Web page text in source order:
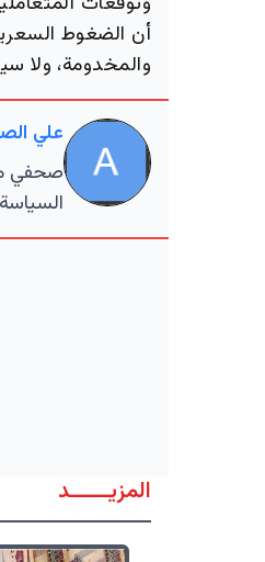
أن الضغوط
والمخدومة، ولا
علي
صحفي
المزيــــــد